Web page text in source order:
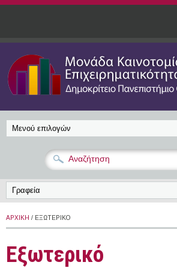
Παράκαμψη προς το κυρίως περιεχόμενο
ΑΡΧΙΚΉ / ΕΞΩΤΕΡΙΚΌ
Εξωτερικό